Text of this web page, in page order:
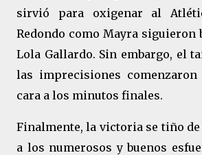
sirvió para oxigenar al
Redondo como Mayra siguieron
Lola Gallardo. Sin embargo, el
las imprecisiones comenzaron
cara a los minutos finales.
Finalmente, la victoria se tiño de
a los numerosos y buenos